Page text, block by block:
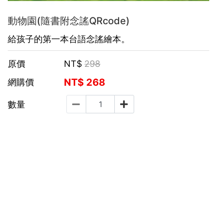
動物園(隨書附念謠QRcode)
給孩子的第一本台語念謠繪本。
原價 NT$ 298
網購價
NT$ 268
數量